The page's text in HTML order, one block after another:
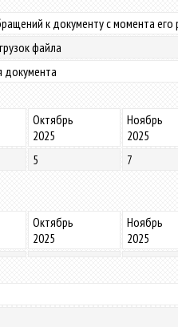
к документу с момента
файла
документа
Октябрь
2025
Ноябрь
2025
5 7
Октябрь
2025
Ноябрь
2025